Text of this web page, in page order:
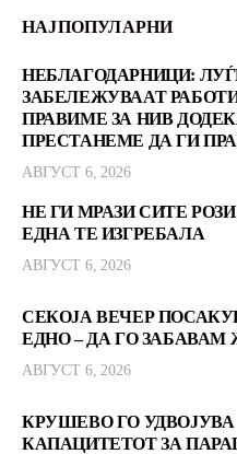
НАЈПОПУЛАРНИ
НЕБЛАГОДАРНИЦИ:
ЗАБЕЛЕЖУВААТ
ПРАВИМЕ ЗА НИВ
ПРЕСТАНЕМЕ ДА ГИ
АВГУСТ 6, 2026
НЕ ГИ МРАЗИ СИТЕ
ЕДНА ТЕ ИЗГРЕБАЛА
АВГУСТ 6, 2026
СЕКОЈА ВЕЧЕР
ЕДНО – ДА ГО ЗАБАВАМ
АВГУСТ 6, 2026
КРУШЕВО ГО УДВОЈУВА
КАПАЦИТЕТОТ ЗА